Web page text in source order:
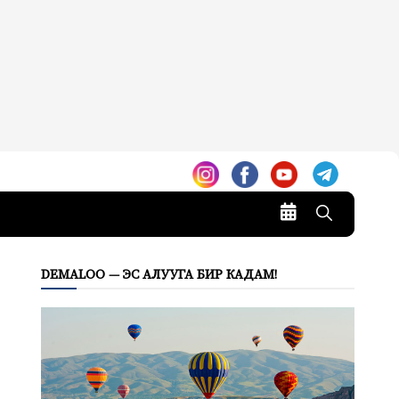
DEMALOO — ЭС АЛУУГА БИР КАДАМ!